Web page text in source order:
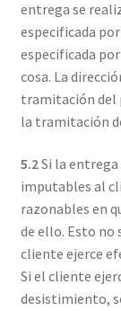
entrega se
especificada
especificada
cosa. La
tramitación del
la tramitación
5.2Si la entrega
imputables al
razonables en
de ello. Esto no
cliente ejerce
Si el cliente
desistimiento,